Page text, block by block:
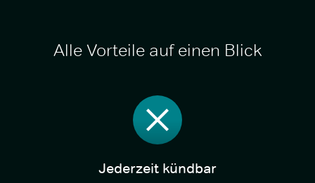
Alle Vorteile auf einen Blick
Jederzeit kündbar